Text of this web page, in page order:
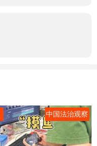
中国法治观察